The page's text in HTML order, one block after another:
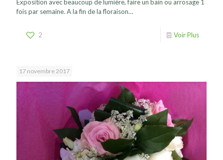
Exposition avec beaucoup de lumière, faire un bain ou arrosage 1
fois par semaine. A la fin de la floraison…
2 Voir Plus
17 novembre 2017